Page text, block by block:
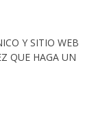
Y SITIO WEB
QUE HAGA UN